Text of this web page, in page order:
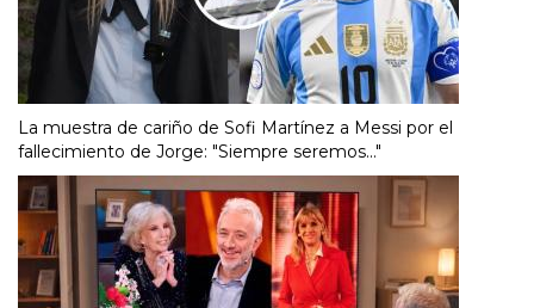
La muestra de cariño de Sofi Martínez a Messi por el
fallecimiento de Jorge: "Siempre seremos..."